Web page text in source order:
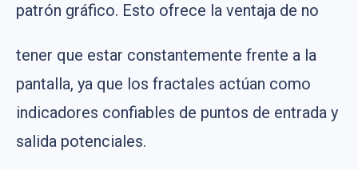
patrón gráfico. Esto ofrece la ventaja de no
tener que estar constantemente frente a la
pantalla, ya que los fractales actúan como
indicadores confiables de puntos de entrada y
salida potenciales.